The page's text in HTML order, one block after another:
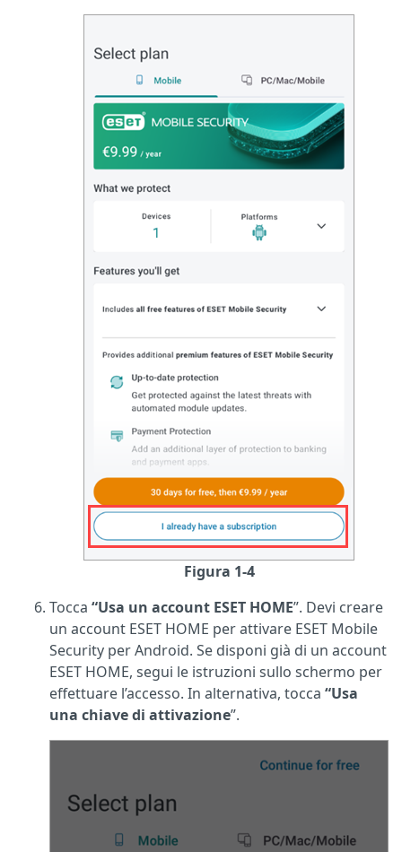
Figura 1-4
Tocca “Usa un account ESET HOME”. Devi creare
un account ESET HOME per attivare ESET Mobile
Security per Android. Se disponi già di un account
ESET HOME, segui le istruzioni sullo schermo per
effettuare l’accesso. In alternativa, tocca “Usa
una chiave di attivazione”.